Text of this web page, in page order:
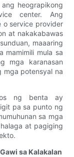
heograpikong
center. Ang
o service provider
at nakakabawas
maaaring
mamimili mula sa
mga karanasan
mga potensyal na
ng benta ay
pa sa punto ng
sa mga
at pagiging
sa Kalakalan